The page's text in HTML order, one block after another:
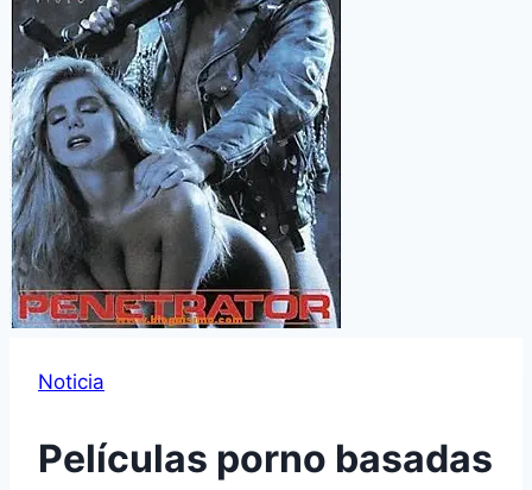
Noticia
Películas porno basadas